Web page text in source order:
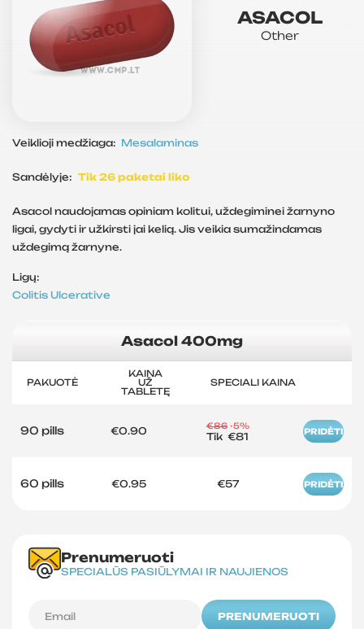
ASACOL
Other
Veiklioji medžiaga: Mesalaminas
Sandėlyje: Tik 26 paketai liko
Asacol naudojamas opiniam kolitui, uždegiminei žarnyno
ligai, gydyti ir užkirsti jai kelią. Jis veikia sumažindamas
uždegimą žarnyne.
Ligų:
Colitis Ulcerative
Asacol 400mg
PAKUOTĖ
KAINA
UŽ
TABLETĘ
SPECIALI KAINA
90 pills €0.90 €86 -5%
Tik€81 PRIDĖTI
60 pills €0.95 €57 PRIDĖTI
Prenumeruoti
SPECIALŪS PASIŪLYMAI IR NAUJIENOS
PRENUMERUOTI